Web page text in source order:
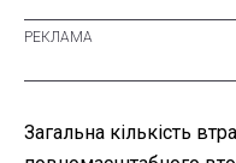
Загальна кількість